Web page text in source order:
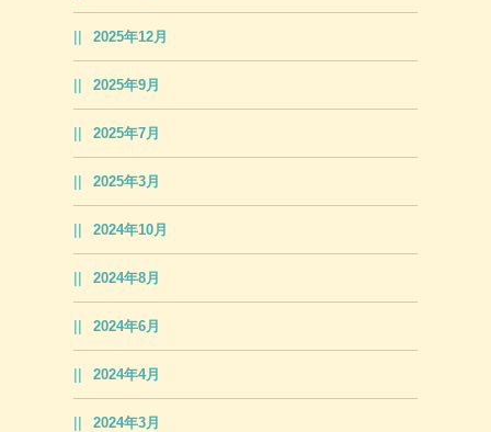
2025年12月
2025年9月
2025年7月
2025年3月
2024年10月
2024年8月
2024年6月
2024年4月
2024年3月